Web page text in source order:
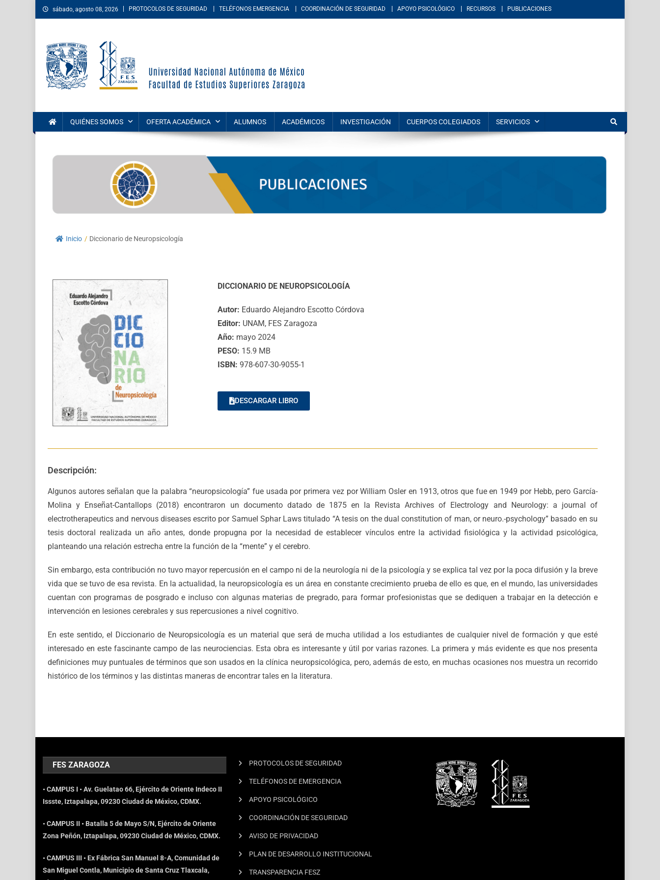
sábado, agosto 08, 2026 PROTOCOLOS DE SEGURIDAD TELÉFONOS EMERGENCIA COORDINACIÓN DE SEGURIDAD APOYO PSICOLÓGICO RECURSOS PUBLICACIONES
las áreas de las ciencias de la salud, sociales, del comportamiento, químico-biológicas, y de las ingenierías.
QUIÉNES SOMOS
OFERTA ACADÉMICA ALUMNOS ACADÉMICOS INVESTIGACIÓN CUERPOS COLEGIADOS SERVICIOS
Inicio / Diccionario de Neuropsicología
DICCIONARIO DE NEUROPSICOLOGÍA
Autor: Eduardo Alejandro Escotto Córdova
Editor: UNAM, FES Zaragoza
Año: mayo 2024
PESO: 15.9 MB
ISBN: 978-607-30-9055-1
DESCARGAR LIBRO
Descripción:
Algunos autores señalan que la palabra “neuropsicología” fue usada por primera vez por William Osler en 1913, otros que fue en 1949 por Hebb, pero García-
Molina y Enseñat-Cantallops (2018) encontraron un documento datado de 1875 en la Revista Archives of Electrology and Neurology: a journal of
electrotherapeutics and nervous diseases escrito por Samuel Sphar Laws titulado “A tesis on the dual constitution of man, or neuro.-psychology” basado en su
tesis doctoral realizada un año antes, donde propugna por la necesidad de establecer vínculos entre la actividad fisiológica y la actividad psicológica,
planteando una relación estrecha entre la función de la “mente” y el cerebro.
Sin embargo, esta contribución no tuvo mayor repercusión en el campo ni de la neurología ni de la psicología y se explica tal vez por la poca difusión y la breve
vida que se tuvo de esa revista. En la actualidad, la neuropsicología es un área en constante crecimiento prueba de ello es que, en el mundo, las universidades
cuentan con programas de posgrado e incluso con algunas materias de pregrado, para formar profesionistas que se dediquen a trabajar en la detección e
intervención en lesiones cerebrales y sus repercusiones a nivel cognitivo.
En este sentido, el Diccionario de Neuropsicología es un material que será de mucha utilidad a los estudiantes de cualquier nivel de formación y que esté
interesado en este fascinante campo de las neurociencias. Esta obra es interesante y útil por varias razones. La primera y más evidente es que nos presenta
definiciones muy puntuales de términos que son usados en la clínica neuropsicológica, pero, además de esto, en muchas ocasiones nos muestra un recorrido
histórico de los términos y las distintas maneras de encontrar tales en la literatura.
FES ZARAGOZA
• CAMPUS I • Av. Guelatao 66, Ejército de Oriente Indeco II
Issste, Iztapalapa, 09230 Ciudad de México, CDMX.
• CAMPUS II • Batalla 5 de Mayo S/N, Ejército de Oriente
Zona Peñón, Iztapalapa, 09230 Ciudad de México, CDMX.
• CAMPUS III • Ex Fábrica San Manuel 8-A, Comunidad de
San Miguel Contla, Municipio de Santa Cruz Tlaxcala,
PROTOCOLOS DE SEGURIDAD
TELÉFONOS DE EMERGENCIA
APOYO PSICOLÓGICO
COORDINACIÓN DE SEGURIDAD
AVISO DE PRIVACIDAD
PLAN DE DESARROLLO INSTITUCIONAL
TRANSPARENCIA FESZ